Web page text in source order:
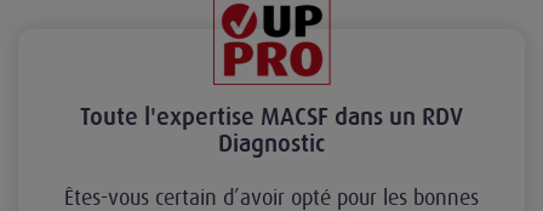
Toute l'expertise MACSF dans un RDV
Diagnostic
Êtes-vous certain d’avoir opté pour les bonnes